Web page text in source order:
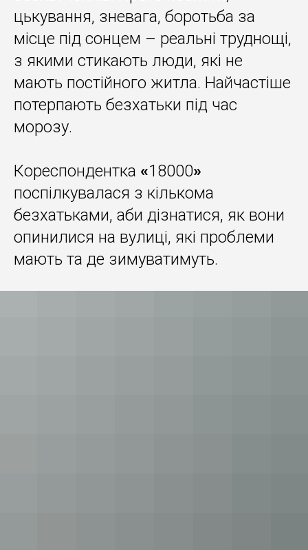
цькування, зневага, боротьба за
місце під сонцем – реальні труднощі,
з якими стикають люди, які не
мають постійного житла. Найчастіше
потерпають безхатьки під час
морозу.
Кореспондентка «18000»
поспілкувалася з кількома
безхатьками, аби дізнатися, як вони
опинилися на вулиці, які проблеми
мають та де зимуватимуть.